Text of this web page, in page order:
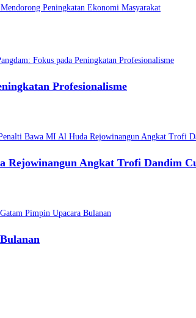
Peningkatan Ekonomi Masyarakat
Profesionalisme
Rejowinangun Angkat Trofi Dandim